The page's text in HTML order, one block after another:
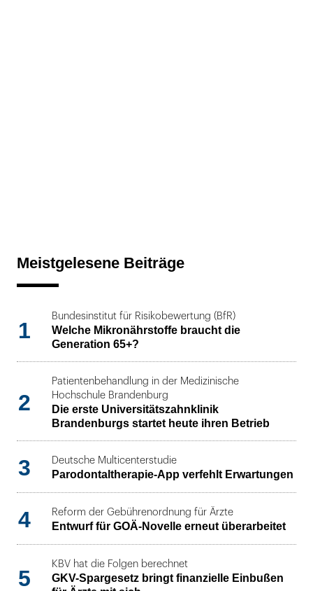
Meistgelesene Beiträge
1
Bundesinstitut für Risikobewertung (BfR)
Welche Mikronährstoffe braucht die
Generation 65+?
2
Patientenbehandlung in der Medizinische
Hochschule Brandenburg
Die erste Universitätszahnklinik
Brandenburgs startet heute ihren Betrieb
3 Deutsche Multicenterstudie
Parodontaltherapie-App verfehlt Erwartungen
4 Reform der Gebührenordnung für Ärzte
Entwurf für GOÄ-Novelle erneut überarbeitet
5
KBV hat die Folgen berechnet
GKV-Spargesetz bringt finanzielle Einbußen